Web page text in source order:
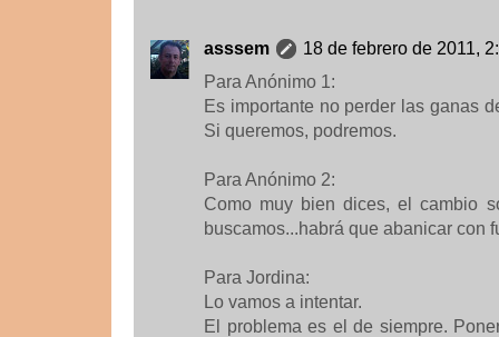
asssem
18 de febrero de 2011,
Para Anónimo 1:
Es importante no perder las ganas
Si queremos, podremos.
Para Anónimo 2:
Como muy bien dices, el cambio
buscamos...habrá que abanicar con
Para Jordina:
Lo vamos a intentar.
El problema es el de siempre.